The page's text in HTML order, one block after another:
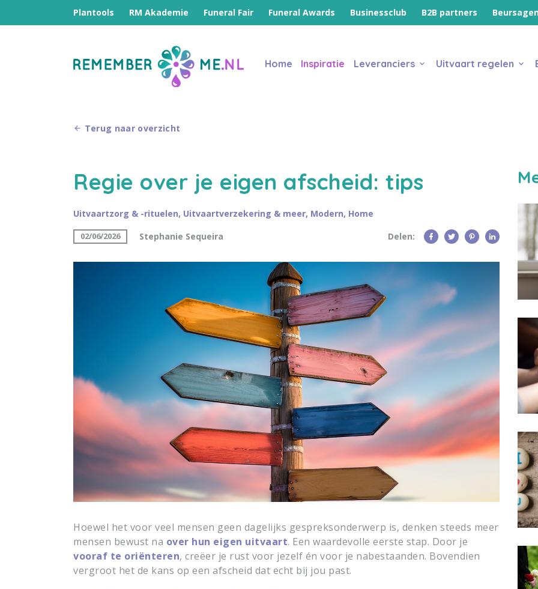
Plantools RM Akademie Funeral Fair Funeral Awards Businessclub B2B partners
Home Inspiratie Leveranciers Uitvaart regelen
Terug naar overzicht
Regie over je eigen afscheid: tips
Uitvaartzorg & -rituelen, Uitvaartverzekering & meer, Modern, Home
02/06/2026 Stephanie Sequeira Delen:
Hoewel het voor veel mensen geen dagelijks gespreksonderwerp is, denken steeds meer
mensen bewust na over hun eigen uitvaart. Een waardevolle eerste stap. Door je
vooraf te oriënteren, creëer je rust voor jezelf én voor je nabestaanden. Bovendien
vergroot het de kans op een afscheid dat echt bij jou past.